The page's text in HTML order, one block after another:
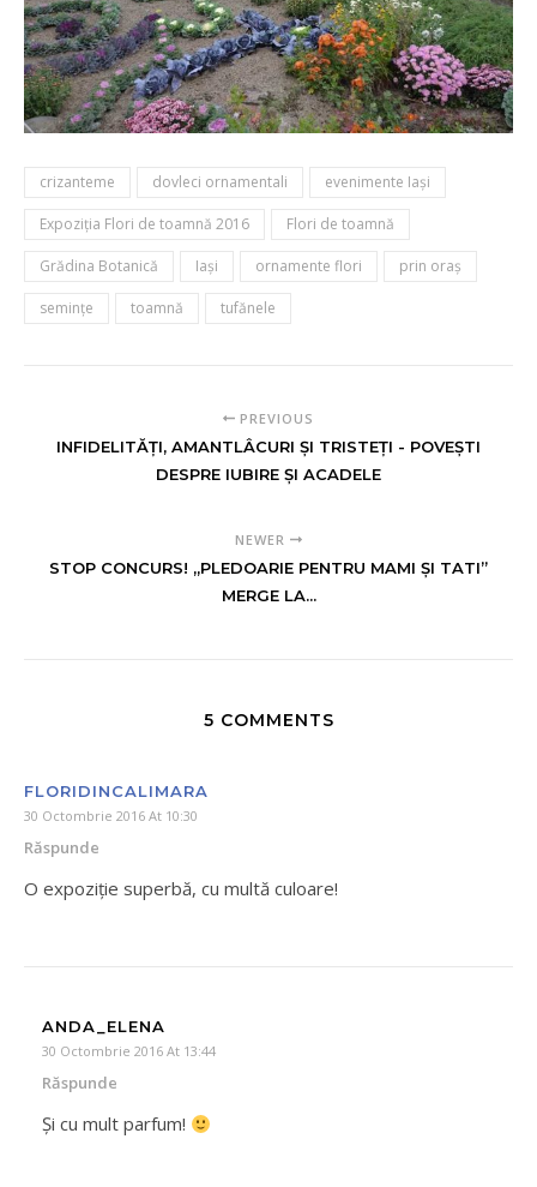
crizanteme dovleci ornamentali evenimente Iaşi
Expoziția Flori de toamnă 2016 Flori de toamnă
Grădina Botanică Iaşi ornamente flori prin oraş
seminţe toamnă tufănele
PREVIOUS
INFIDELITĂȚI, AMANTLÂCURI ȘI TRISTEȚI - POVEȘTI
DESPRE IUBIRE ȘI ACADELE
NEWER
STOP CONCURS! „PLEDOARIE PENTRU MAMI ȘI TATI”
MERGE LA...
5 COMMENTS
FLORIDINCALIMARA
30 Octombrie 2016 At 10:30
Răspunde
O expoziție superbă, cu multă culoare!
ANDA_ELENA
30 Octombrie 2016 At 13:44
Răspunde
Și cu mult parfum!